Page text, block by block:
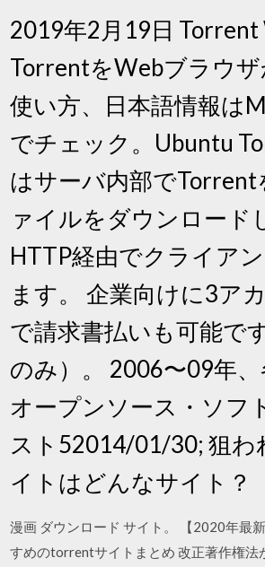
2019年2月19日 Torrent
TorrentをWebブラウ
使い方、日本語情報は
でチェック。Ubuntu
はサーバ内部でTorrent
ァイルをダウンロード
HTTP経由でクライア
ます。 企業向けに3ア
で請求書払いも可能で
のみ）。 2006〜09年
オープンソース・ソフ
スト52014/01/30; 狙わ
イトはどんなサイト？
漫画 ダウンロード サイト。 【2020年最
すめのtorrentサイトまとめ 改正著作権法